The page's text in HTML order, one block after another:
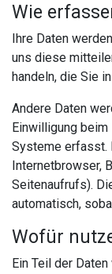
Wie
Ihre Daten
uns diese
handeln, die Sie
Andere Daten
Einwilligung beim
Systeme erfasst.
Internetbrowser,
Seitenaufrufs).
automatisch,
Wofür
Ein Teil der